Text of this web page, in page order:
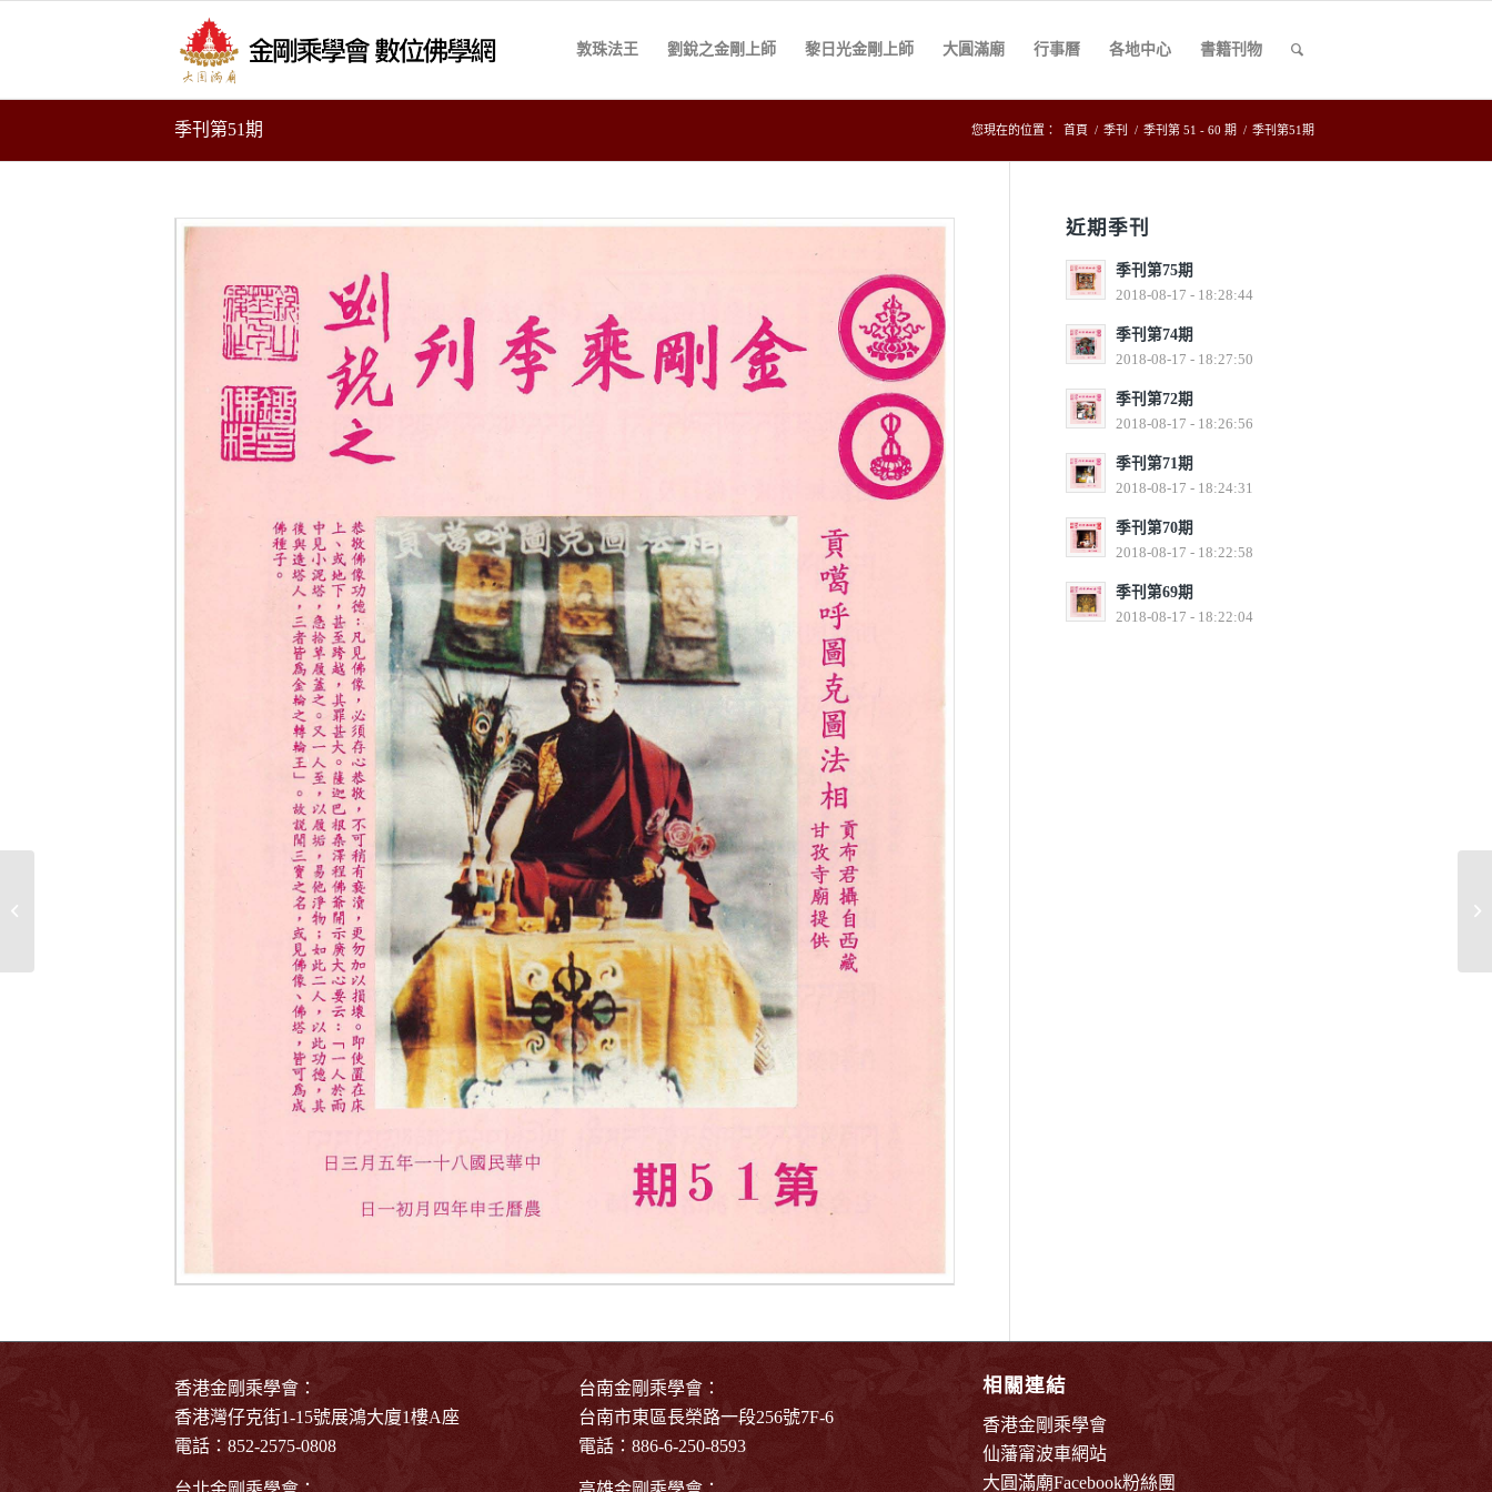
敦珠法王 劉銳之金剛上師 黎日光金剛上師 大圓滿廟 行事曆 各地中心 書籍刊物
季刊第51期 您現在的位置： 首頁 / 季刊 / 季刊第 51 - 60 期 / 季刊第51期
近期季刊
季刊第75期
2018-08-17 - 18:28:44
季刊第74期
2018-08-17 - 18:27:50
季刊第72期
2018-08-17 - 18:26:56
季刊第71期
2018-08-17 - 18:24:31
季刊第70期
2018-08-17 - 18:22:58
季刊第69期
2018-08-17 - 18:22:04
香港金剛乘學會：
香港灣仔克街1-15號展鴻大廈1樓A座
電話：852-2575-0808
台南金剛乘學會：
台南市東區長榮路一段256號7F-6
電話：886-6-250-8593
相關連結
香港金剛乘學會
仙藩甯波車網站
大圓滿廟Facebook粉絲團